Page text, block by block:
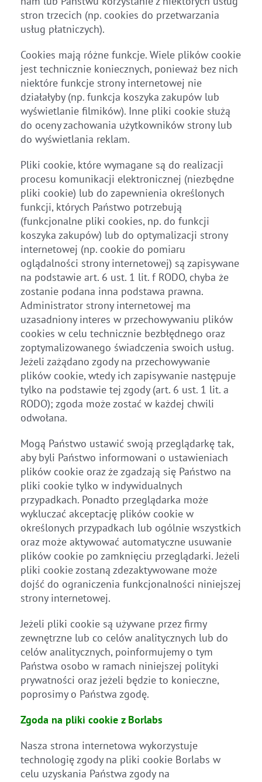
stron trzecich (np. cookies do przetwarzania
usług płatniczych).
Cookies mają różne funkcje. Wiele plików cookie
jest technicznie koniecznych, ponieważ bez nich
niektóre funkcje strony internetowej nie
działałyby (np. funkcja koszyka zakupów lub
wyświetlanie filmików). Inne pliki cookie służą
do oceny zachowania użytkowników strony lub
do wyświetlania reklam.
Pliki cookie, które wymagane są do realizacji
procesu komunikacji elektronicznej (niezbędne
pliki cookie) lub do zapewnienia określonych
funkcji, których Państwo potrzebują
(funkcjonalne pliki cookies, np. do funkcji
koszyka zakupów) lub do optymalizacji strony
internetowej (np. cookie do pomiaru
oglądalności strony internetowej) są zapisywane
na podstawie art. 6 ust. 1 lit. f RODO, chyba że
zostanie podana inna podstawa prawna.
Administrator strony internetowej ma
uzasadniony interes w przechowywaniu plików
cookies w celu technicznie bezbłędnego oraz
zoptymalizowanego świadczenia swoich usług.
Jeżeli zażądano zgody na przechowywanie
plików cookie, wtedy ich zapisywanie następuje
tylko na podstawie tej zgody (art. 6 ust. 1 lit. a
RODO); zgoda może zostać w każdej chwili
odwołana.
Mogą Państwo ustawić swoją przeglądarkę tak,
aby byli Państwo informowani o ustawieniach
plików cookie oraz że zgadzają się Państwo na
pliki cookie tylko w indywidualnych
przypadkach. Ponadto przeglądarka może
wykluczać akceptację plików cookie w
określonych przypadkach lub ogólnie wszystkich
oraz może aktywować automatyczne usuwanie
plików cookie po zamknięciu przeglądarki. Jeżeli
pliki cookie zostaną zdezaktywowane może
dojść do ograniczenia funkcjonalności niniejszej
strony internetowej.
Jeżeli pliki cookie są używane przez firmy
zewnętrzne lub co celów analitycznych lub do
celów analitycznych, poinformujemy o tym
Państwa osobo w ramach niniejszej polityki
prywatności oraz jeżeli będzie to konieczne,
poprosimy o Państwa zgodę.
Zgoda na pliki cookie z Borlabs
Nasza strona internetowa wykorzystuje
technologię zgody na pliki cookie Borlabs w
celu uzyskania Państwa zgody na